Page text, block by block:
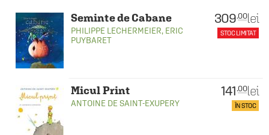
Seminte de Cabane
PHILIPPE LECHERMEIER, ERIC
PUYBARET
309.00lei
STOC LIMITAT
Micul Print
ANTOINE DE SAINT-EXUPERY
141 .00lei
ÎN STOC